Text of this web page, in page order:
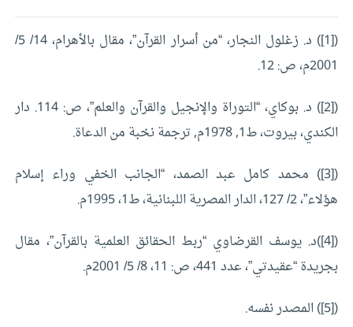
([1]) د. زغلول النجار، “من أسرار القرآن”، مقال بالأهرام، 14/ 5/
2001م، ص: 12.
([2]) د. بوكاي، “التوراة والإنجيل والقرآن والعلم”، ص: 114. دار
الكندي، بيروت، ط1, 1978م, ترجمة نخبة من الدعاة.
([3]) محمد كامل عبد الصمد، “الجانب الخفي وراء إسلام
هؤلاء”، 2/ 127، الدار المصرية اللبنانية، ط1، 1995م.
([4])د. يوسف القرضاوي “ربط الحقائق العلمية بالقرآن”، مقال
بجريدة “عقيدتي”، عدد 441، ص: 11، 8/ 5/ 2001م.
([5]) المصدر نفسه.